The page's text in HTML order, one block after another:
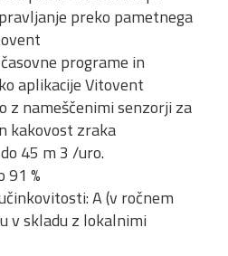
preko pametnega
programe in
aplikacije Vitovent
z nameščenimi senzorji za
kakovost zraka
45 m 3 /uro.
91 %
A (v ročnem
v skladu z lokalnimi